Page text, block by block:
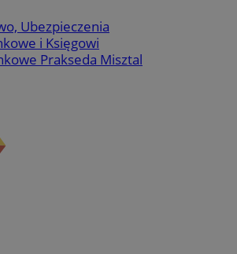
Ubezpieczenia
i Księgowi
Prakseda Misztal